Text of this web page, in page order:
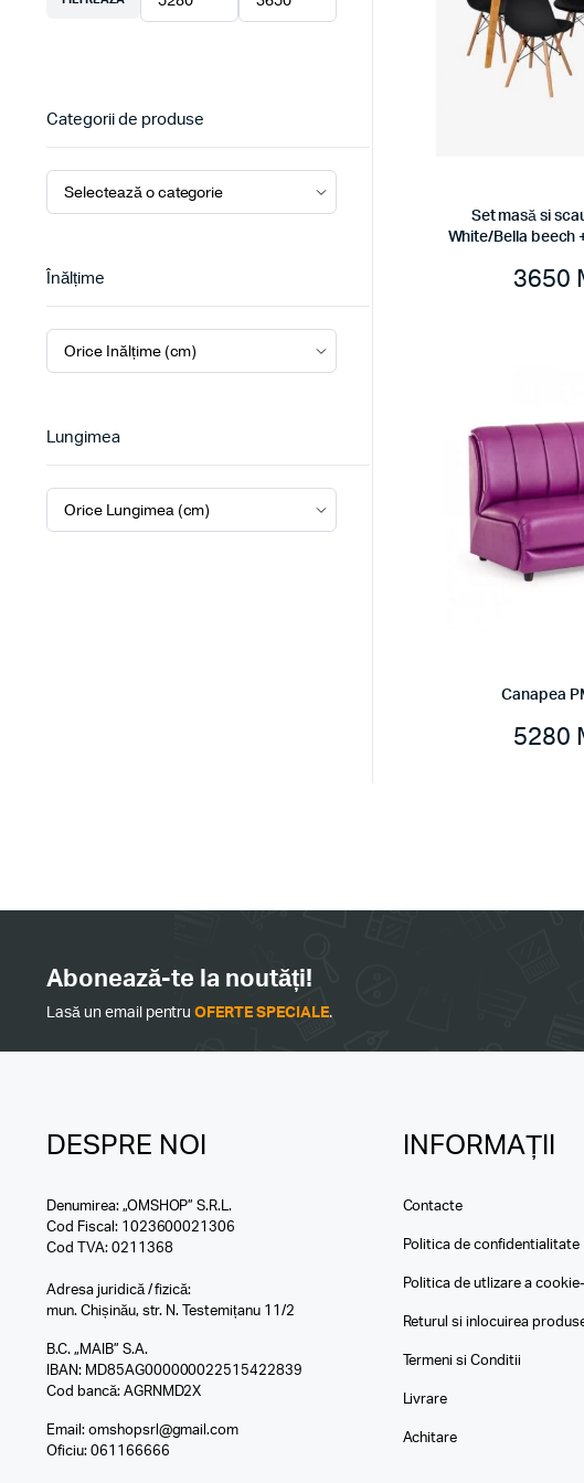
Set masă si
White/Bella beech
3650
Canapea
5280
Categorii de produse
Înălțime
Lungimea
Abonează-te la noutăți!
Lasă un email pentruOFERTE SPECIALE.
DESPRE NOI
Denumirea: „OMSHOP” S.R.L.
Cod Fiscal: 1023600021306
Cod TVA: 0211368
Adresa juridică / fizică:
mun. Chișinău, str. N. Testemițanu 11/2
B.C. „MAIB” S.A.
IBAN: MD85AG000000022515422839
Cod bancă: AGRNMD2X
Email: omshopsrl@gmail.com
Oficiu: 061166666
INFORMAȚII
Contacte
Politica de confidentialitate
Politica de utlizare a
Returul si inlocuirea
Termeni si Conditii
Livrare
Achitare